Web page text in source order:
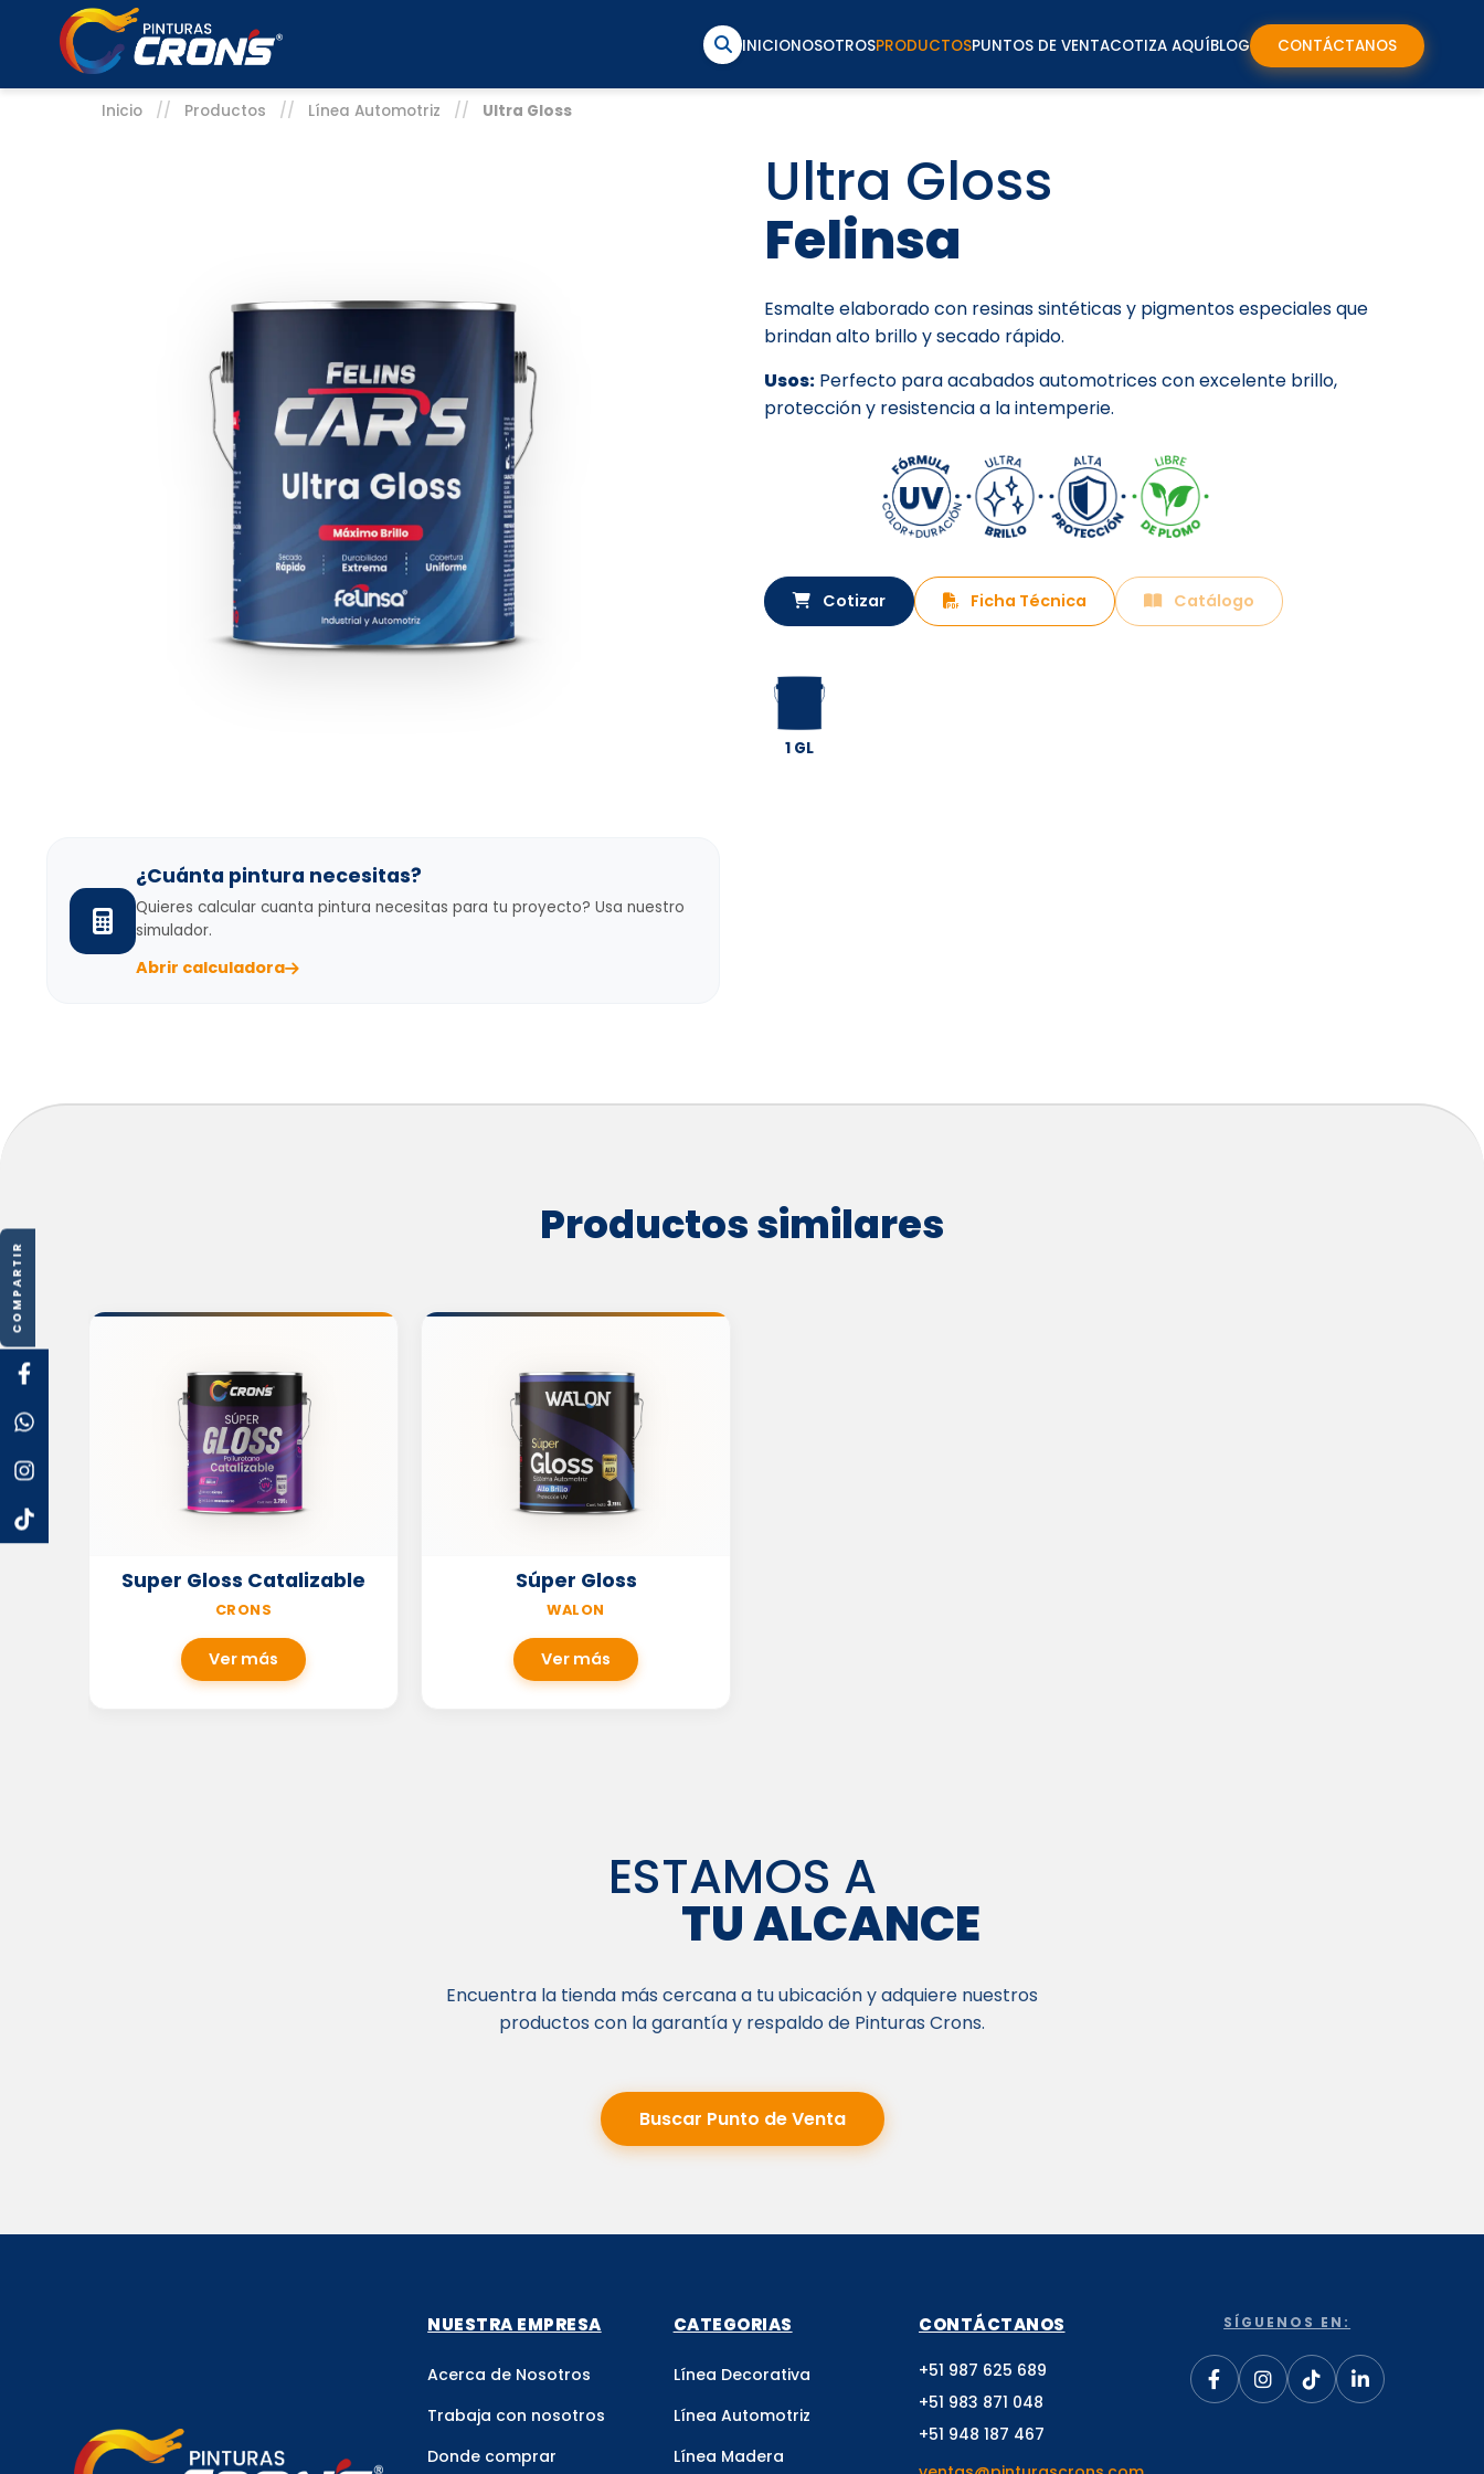
INICIONOSOTROSPRODUCTOSPUNTOS DE VENTACOTIZA AQUÍBLOG CONTÁCTANOS
Inicio // Productos // Línea Automotriz // Ultra Gloss
Ultra Gloss
Felinsa
Esmalte elaborado con resinas sintéticas y pigmentos especiales que
brindan alto brillo y secado rápido.
Usos: Perfecto para acabados automotrices con excelente brillo,
protección y resistencia a la intemperie.
Cotizar Ficha Técnica Catálogo
1 GL
¿Cuánta pintura necesitas?
Quieres calcular cuanta pintura necesitas para tu proyecto? Usa nuestro
simulador.
Abrir calculadora
Productos similares
Super Gloss Catalizable
CRONS
Ver más
Súper Gloss
WALON
Ver más
ESTAMOS A
TU ALCANCE
Encuentra la tienda más cercana a tu ubicación y adquiere nuestros
productos con la garantía y respaldo de Pinturas Crons.
Buscar Punto de Venta
NUESTRA EMPRESA
Acerca de Nosotros
Trabaja con nosotros
Donde comprar
CATEGORIAS
Línea Decorativa
Línea Automotriz
Línea Madera
CONTÁCTANOS
+51 987 625 689
+51 983 871 048
+51 948 187 467
SÍGUENOS EN:
COMPARTIR